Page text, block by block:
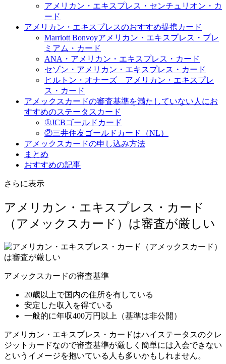
アメリカン・エキスプレス・センチュリオン・カ
ード
アメリカン・エキスプレスのおすすめ提携カード
Marriott Bonvoyアメリカン・エキスプレス・プレ
ミアム・カード
ANA・アメリカン・エキスプレス・カード
セゾン・アメリカン・エキスプレス・カード
ヒルトン・オナーズ アメリカン・エキスプレ
ス・カード
アメックスカードの審査基準を満たしていない人にお
すすめのステータスカード
①JCBゴールドカード
②三井住友ゴールドカード（NL）
アメックスカードの申し込み方法
まとめ
おすすめの記事
さらに表示
アメリカン・エキスプレス・カード
（アメックスカード）は審査が厳しい
アメックスカードの審査基準
20歳以上で国内の住所を有している
安定した収入を得ている
一般的に年収400万円以上（基準は非公開）
アメリカン・エキスプレス・カードはハイステータスのクレ
ジットカードなので審査基準が厳しく簡単には入会できない
というイメージを抱いている人も多いかもしれません。